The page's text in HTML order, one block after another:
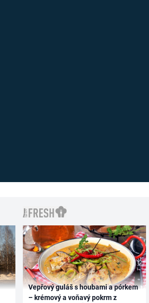
Vepřový guláš s houbami a pórkem
– krémový a voňavý pokrm z